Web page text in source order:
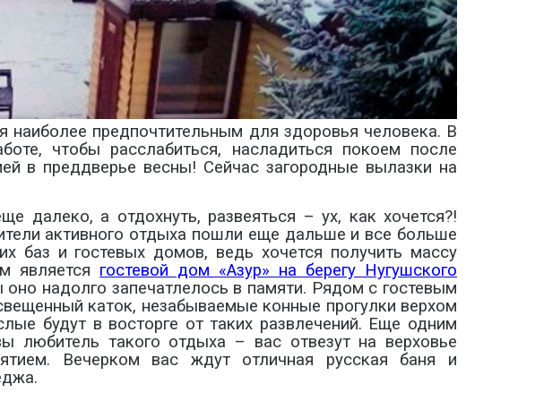
предпочтительным для здоровья человека. В
чтобы расслабиться, насладиться покоем после
в преддверье весны! Сейчас загородные вылазки на
а отдохнуть, развеяться – ух, как хочется?!
активного отдыха пошли еще дальше и все больше
баз и гостевых домов, ведь хочется получить массу
является гостевой дом «Азур» на берегу Нугушского
надолго запечатлелось в памяти. Рядом с гостевым
каток, незабываемые конные прогулки верхом
будут в восторге от таких развлечений. Еще одним
такого отдыха – вас отвезут на верховье
Вечерком вас ждут отличная русская баня и